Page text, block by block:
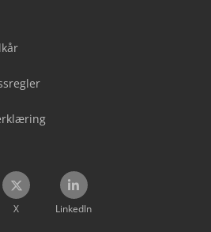
X LinkedIn